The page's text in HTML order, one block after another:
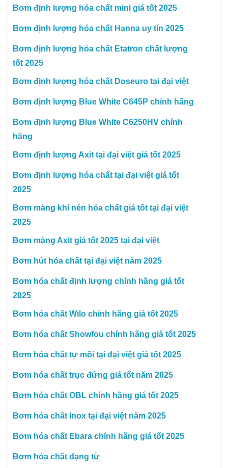
Bơm định lượng hóa chất mini giá tốt 2025
Bơm định lượng hóa chất Hanna uy tín 2025
Bơm định lượng hóa chất Etatron chất lượng
tốt 2025
Bơm định lượng hóa chất Doseuro tại đại việt
Bơm định lượng Blue White C645P chính hãng
Bơm định lượng Blue White C6250HV chính
hãng
Bơm định lượng Axit tại đại việt giá tốt 2025
Bơm định lượng hóa chất tại đại việt giá tốt
2025
Bơm màng khí nén hóa chất giá tốt tại đại việt
2025
Bơm màng Axit giá tốt 2025 tại đại việt
Bơm hút hóa chất tại đại việt năm 2025
Bơm hóa chất định lượng chính hãng giá tốt
2025
Bơm hóa chất Wilo chính hãng giá tốt 2025
Bơm hóa chất Showfou chính hãng giá tốt 2025
Bơm hóa chất tự mồi tại đại việt giá tốt 2025
Bơm hóa chất trục đứng giá tốt năm 2025
Bơm hóa chất OBL chính hãng giá tốt 2025
Bơm hóa chất Inox tại đại việt năm 2025
Bơm hóa chất Ebara chính hãng giá tốt 2025
Bơm hóa chất dạng từ